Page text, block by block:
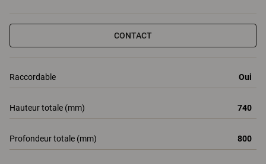
CONTACT
Raccordable Oui
Hauteur totale (mm) 740
Profondeur totale (mm) 800